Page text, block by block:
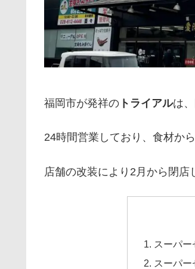
福岡市が発祥の トライアルは
24時間営業しており、食材か
店舗の改装により2月から閉店
スーパ
スーパ